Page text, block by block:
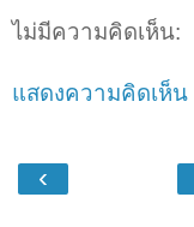
ไม่มีความคิดเห็น:
แสดงความคิดเห็น
‹